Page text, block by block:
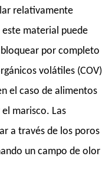
relativamente
material puede
por completo
volátiles (COV)
el caso de alimentos
marisco. Las
a través de los poros
un campo de olor